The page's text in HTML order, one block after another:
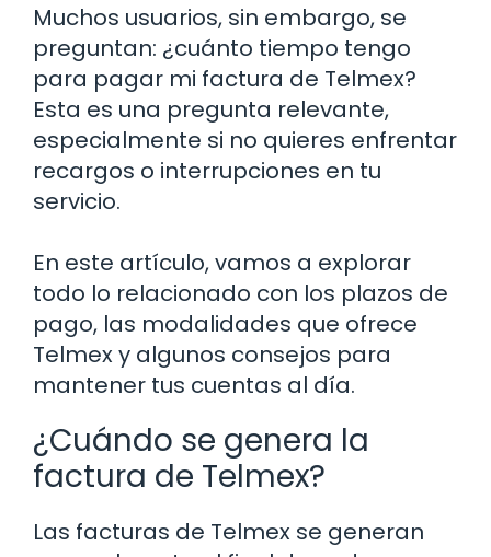
Muchos usuarios, sin embargo, se
preguntan: ¿cuánto tiempo tengo
para pagar mi factura de Telmex?
Esta es una pregunta relevante,
especialmente si no quieres enfrentar
recargos o interrupciones en tu
servicio.
En este artículo, vamos a explorar
todo lo relacionado con los plazos de
pago, las modalidades que ofrece
Telmex y algunos consejos para
mantener tus cuentas al día.
¿Cuándo se genera la
factura de Telmex?
Las facturas de Telmex se generan